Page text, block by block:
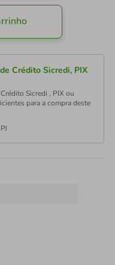
Crédito Sicredi, PIX
Sicredi , PIX ou
para a compra deste